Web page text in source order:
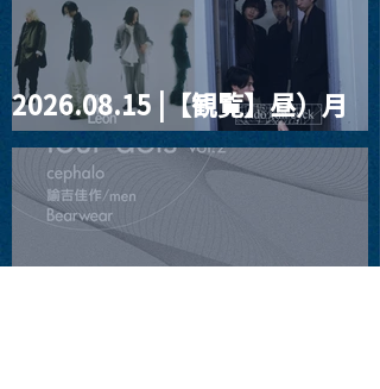
2026.08.15 |【観覧】昼）月
見ルpre.『POLYHEDRON』